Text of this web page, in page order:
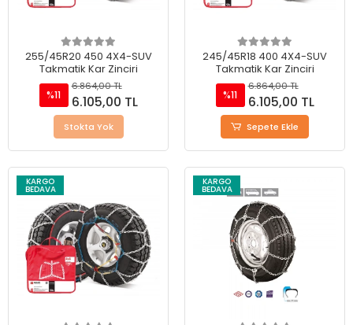
255/45R20 450 4X4-SUV
Takmatik Kar Zinciri
%11
6.864,00 TL
6.105,00 TL
Stokta Yok
245/45R18 400 4X4-SUV
Takmatik Kar Zinciri
%11
6.864,00 TL
6.105,00 TL
Sepete Ekle
KARGO
BEDAVA
KARGO
BEDAVA